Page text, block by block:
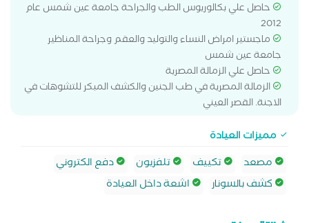
حاصل علي بكالوريوس الطب والجراحة جامعة عين شمس عام
2012
ماجستير امراض النساء والتوليد والعقم وجراحة المناظير
جامعة عين شمس
حاصل علي الزمالة المصرية
الزمالة المصرية في طب الجنين والكشف المبكر للتشوهات في
الاجنة. القصر العيني
مميزات العيادة
مصعد
تكييف تلفزيون
دفع الكتروني
كشف بالسونار
اشعة داخل العيادة